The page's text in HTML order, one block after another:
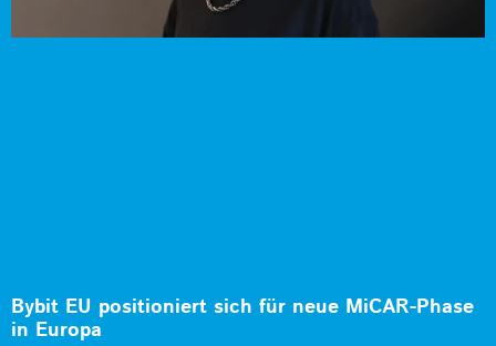
Bybit EU positioniert sich für neue MiCAR-Phase
in Europa